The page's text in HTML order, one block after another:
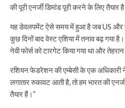
की पूरी एनर्जी डिमांड पूरी करने के लिए तैयार
यह डेवलपमेंट ऐसे समय में हुआ है जब US और
कुछ दिनों बाद वेस्ट एशिया में तनाव बढ़ गया
नेवी फोर्स को टारगेट किया गया था और तेहरान
रशियन फेडरेशन की एम्बेसी के एक अधिकारी
लगातार रुकावट आती है, तो हम भारत की
तैयार हैं।”